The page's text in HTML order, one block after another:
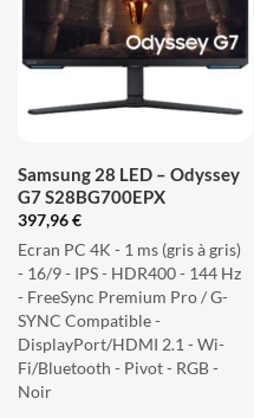
LISTE
D'ENVIES
Samsung 28 LED – Odyssey
G7 S28BG700EPX
397,96€
Ecran PC 4K - 1 ms (gris à gris)
- 16/9 - IPS - HDR400 - 144 Hz
- FreeSync Premium Pro / G-
SYNC Compatible -
DisplayPort/HDMI 2.1 - Wi-
Fi/Bluetooth - Pivot - RGB -
Noir